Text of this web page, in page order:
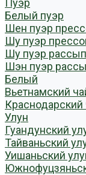
Пуэр
Белый пуэр
Шен пуэр
Шу пуэр
Шу пуэр
Шэн пуэр
Белый
Вьетнамский
Краснодарский
Улун
Гуандунский
Тайваньский
Уишаньский